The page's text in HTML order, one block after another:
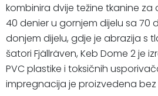
kombinira dvije težine tkanine
40 denier u gornjem dijelu sa 70
donjem dijelu, gdje je abrazija s
šatori Fjällräven, Keb Dome 2 je
PVC plastike i toksičnih
impregnacija je proizvedena bez